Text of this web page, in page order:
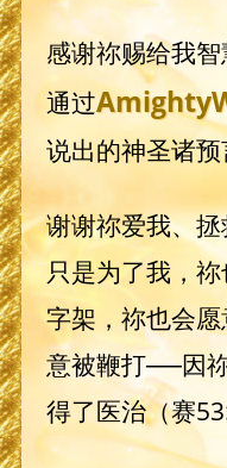
感谢祢赐给我
通过
说出的神圣诸
谢谢祢爱我、
只是为了我，
字架，祢也会
意被鞭打──因
得了医治（赛